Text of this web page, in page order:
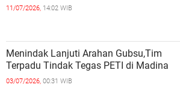
11/07/2026, 14:02 WIB
Menindak Lanjuti Arahan Gubsu,Tim
Terpadu Tindak Tegas PETI di Madina
03/07/2026, 00:31 WIB